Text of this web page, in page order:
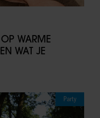
WARME
WAT JE
Party